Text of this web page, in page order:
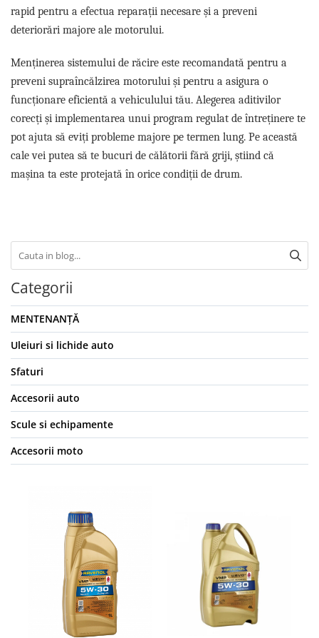
rapid pentru a efectua reparații necesare și a preveni
deteriorări majore ale motorului.
Menținerea sistemului de răcire este recomandată pentru a
preveni supraîncălzirea motorului și pentru a asigura o
funcționare eficientă a vehiculului tău. Alegerea aditivilor
corecți și implementarea unui program regulat de întreținere te
pot ajuta să eviți probleme majore pe termen lung. Pe această
cale vei putea să te bucuri de călătorii fără griji, știind că
mașina ta este protejată în orice condiții de drum.
Categorii
MENTENANȚĂ
Uleiuri si lichide auto
Sfaturi
Accesorii auto
Scule si echipamente
Accesorii moto